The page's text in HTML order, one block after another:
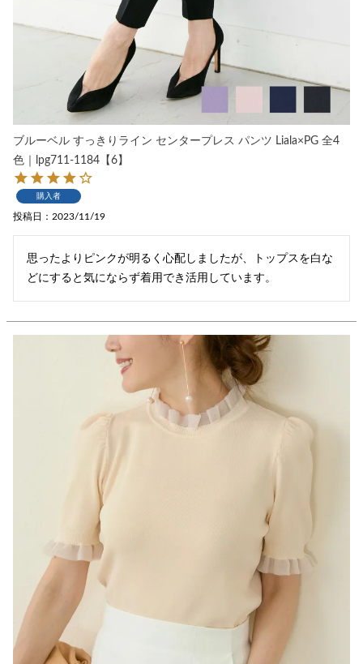
ブルーベル すっきりライン センタープレス パンツ Liala×PG 全4
色｜lpg711-1184【6】
購入者
投稿日 2023/11/19
思ったよりピンクが明るく心配しましたが、トップスを白な
どにすると気にならず着用でき活用しています。